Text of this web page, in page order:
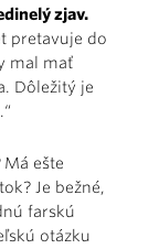
zjav.
pretavuje do
mal mať
Dôležitý je
Má ešte
Je bežné,
farskú
otázku